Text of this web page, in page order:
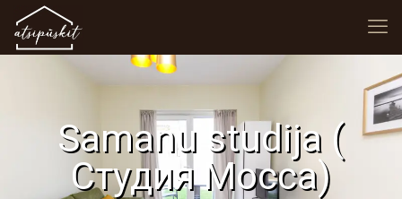
Samanu studija (
Студия Мосса)